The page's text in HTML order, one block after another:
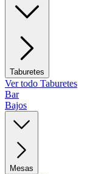
Taburetes
Ver todo Taburetes
Bar
Bajos
Mesas